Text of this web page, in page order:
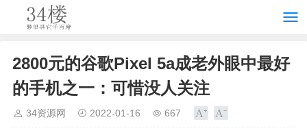
2800元的谷歌Pixel 5a成老外眼中最好
的手机之一：可惜没人关注
34资源网 2022-01-16 667